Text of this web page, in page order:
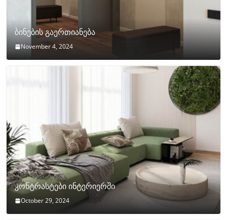
ბინების გაერთიანება
November 4, 2024
კონტრასტები ინტერიერში
October 29, 2024